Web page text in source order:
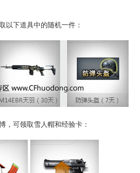
以下道具中的随机一件：
，可领取雪人帽和经验卡：